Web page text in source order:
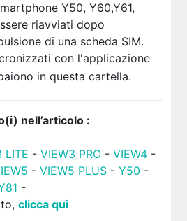
Y50, Y60,Y61,
riavviati dopo
di una scheda SIM.
con l'applicazione
in questa cartella.
nell’articolo :
LITE - VIEW3 PRO- VIEW4-
- VIEW5 PLUS- Y50 -
-
clicca qui